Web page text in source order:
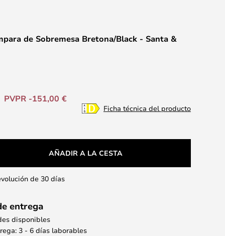
de Sobremesa Bretona/Black - Santa &
PVPR -151,00 €
Ficha técnica del producto
AÑADIR A LA CESTA
de 30 días
entrega
disponibles
3 - 6 días laborables